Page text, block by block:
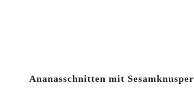
Ananasschnitten mit Sesamknusper